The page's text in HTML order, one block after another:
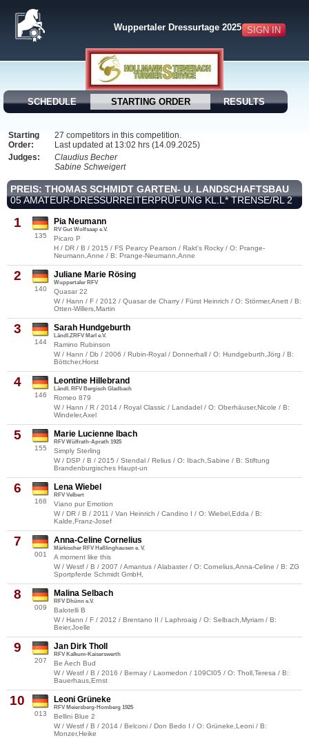
SIGN IN
Wuppertaler Dressurtage 2025
SCHEDULE STARTING ORDER RESULTS
Starting
Order:
27 competitors in this competition.
Last updated at 13:02 hrs (14.09.2025)
Judges:
Claudius Becher
Sabine Schweigert
PREIS: THOMAS SCHMIDT GARTEN- U. LANDSCHAFTSBAU
05 AMATEUR-DRESSURREITERPRÜFUNG KL.L* TRENSE/RL 2
1
135
Pia Neumann
RV Gut Wolfsaap e.V.
Picaro P
H / DR / B / 2015 / FS Pearcy Pearson / Rakt's Rocky / O: Prange-
Neumann,Anne / B: Prange-Neumann,Anne
2
140
Juliane Marie Rösing
Wuppertaler RFV
Quasar 22
W / Hann / F / 2012 / Quasar de Charry / Fürst Heinrich / O: Störmer,Anett / B:
Otten-Willers,Martin
3
144
Sarah Hundgeburth
Ländl.ZRFV Marl e.V.
Ramino Rubinson
W / Hann / Db / 2006 / Rubin-Royal / Donnerhall / O: Hundgeburth,Jörg / B:
Böttcher,Horst
4
146
Leontine Hillebrand
Ländl. RFV Bergisch Gladbach
Romeo 879
W / Hann / R / 2014 / Royal Classic / Landadel / O: Oberhäuser,Nicole / B:
Windeler,Axel
5
155
Marie Lucienne Ibach
RFV Wülfrath-Aprath 1925
Simply Sterling
W / DSP / B / 2015 / Stendal / Relius / O: Ibach,Sabine / B: Stiftung
Brandenburgisches Haupt-un
6
168
Lena Wiebel
RFV Velbert
Viano pur Emotion
W / DR / B / 2011 / Van Heinrich / Candino I / O: Wiebel,Edda / B:
Kalde,Franz-Josef
7
001
Anna-Celine Cornelius
Märkischer RFV Haßlinghausen e. V.
A moment like this
W / Westf / B / 2007 / Amantus / Alabaster / O: Cornelius,Anna-Celine / B: ZG
Sportpferde Schmidt GmbH,
8
009
Malina Selbach
RFV Dhünn e.V.
Balotelli B
W / Hann / F / 2012 / Brentano II / Laphroaig / O: Selbach,Myriam / B:
Beier,Joelle
9
207
Jan Dirk Tholl
RFV Kalkum-Kaiserswerth
Be Aech Bud
W / Westf / B / 2016 / Bernay / Laomedon / 109CI05 / O: Tholl,Teresa / B:
Bauerhaus,Ernst
10
013
Leoni Grüneke
RFV Meiersberg-Homberg 1925
Bellini Blue 2
W / Westf / B / 2014 / Belconi / Don Bedo I / O: Grüneke,Leoni / B:
Monzer,Heike